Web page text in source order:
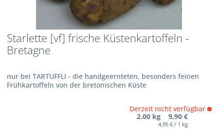
Starlette [vf] frische Küstenkartoffeln -
Bretagne
nur bei TARTUFFLI - die handgeernteten, besonders feinen
Frühkartoffeln von der bretonischen Küste
Derzeit nicht verfügbar
2.00 kg 9,90 €
4,95 € / 1 kg